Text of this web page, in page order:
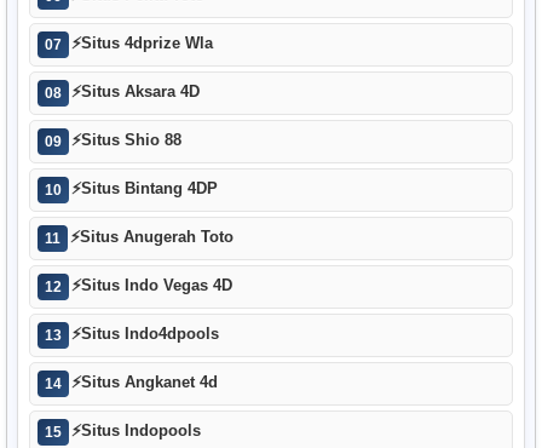
07 ⚡Situs 4dprize Wla
08 ⚡Situs Aksara 4D
09 ⚡Situs Shio 88
10 ⚡Situs Bintang 4DP
11 ⚡Situs Anugerah Toto
12 ⚡Situs Indo Vegas 4D
13 ⚡Situs Indo4dpools
14 ⚡Situs Angkanet 4d
15 ⚡Situs Indopools